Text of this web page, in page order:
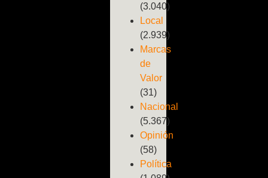
(3.040)
Local
(2.939)
Marcas
de
Valor
(31)
Nacional
(5.367)
Opinión
(58)
Política